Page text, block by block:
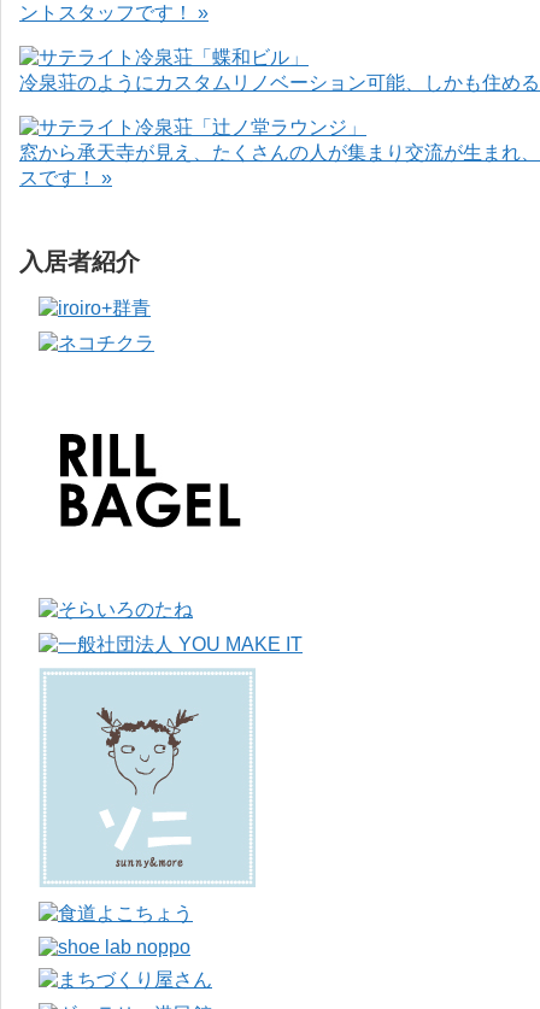
ントスタッフです！ »
冷泉荘のようにカスタムリノベーション可能、しかも住め
窓から承天寺が見え、たくさんの人が集まり交流が生まれ
スです！ »
入居者紹介